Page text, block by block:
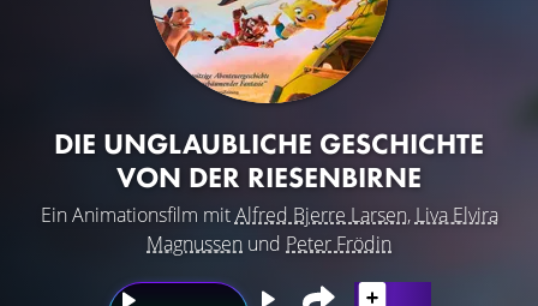
DIE UNGLAUBLICHE GESCHICHTE
VON DER RIESENBIRNE
Ein Animationsfilm mitAlfred Bjerre Larsen, Liva Elvira
Magnussen und Peter Frödin